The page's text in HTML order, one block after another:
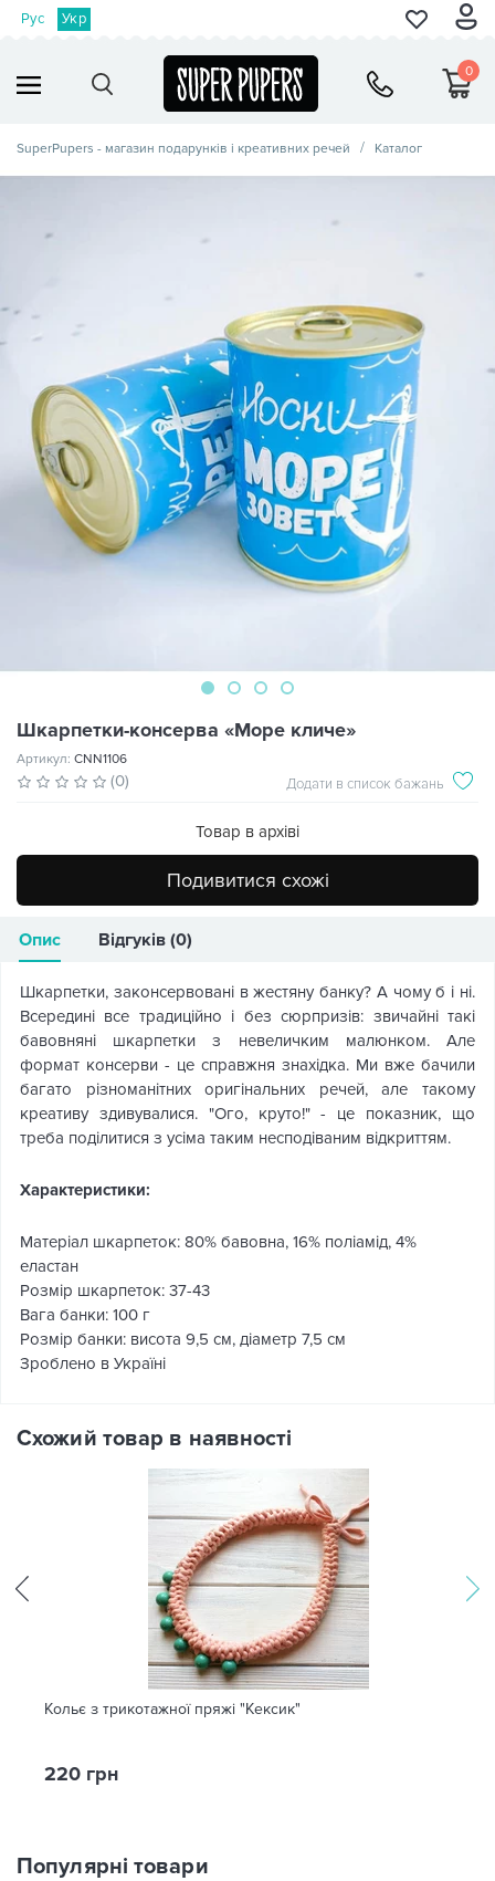
Рус Укр
0
SuperPupers - магазин подарунків і креативних речей Каталог
Шкарпетки-консерва «Море кличе»
Артикул: CNN1106
(0) Додати в список бажань
Товар в архіві
Подивитися схожі
Опис Відгуків (0)
Шкарпетки, законсервовані в жестяну банку? А чому б і ні.
Всередині все традиційно і без сюрпризів: звичайні такі
бавовняні шкарпетки з невеличким малюнком. Але
формат консерви - це справжня знахідка. Ми вже бачили
багато різноманітних оригінальних речей, але такому
креативу здивувалися. "Ого, круто!" - це показник, що
треба поділитися з усіма таким несподіваним відкриттям.
Характеристики:
Матеріал шкарпеток: 80% бавовна, 16% поліамід, 4%
еластан
Розмір шкарпеток: 37-43
Вага банки: 100 г
Розмір банки: висота 9,5 см, діаметр 7,5 см
Зроблено в Україні
Схожий товар в наявності
Кольє з трикотажної пряжі "Кексик"
220 грн
Популярні товари